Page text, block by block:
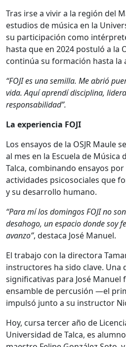
Tras irse a vivir a la región del
estudios de música en la
su participación como intérprete
hasta que en 2024 postuló a la
continúa su formación hasta la
“FOJI es una semilla. Me abrió
vida. Aquí aprendí disciplina,
responsabilidad”.
La experiencia FOJI
Los ensayos de la OSJR Maule
al mes en la Escuela de Música
Talca, combinando ensayos
actividades psicosociales que
y su desarrollo humano.
“Para mí los domingos FOJI no
desahogo, un espacio donde soy
avanzo”, destaca José Manuel.
El trabajo con la directora
instructores ha sido clave. Una
significativas para José Manuel
ensamble de percusión —el
impulsó junto a su instructor
Hoy, cursa tercer año de
Universidad de Talca, es